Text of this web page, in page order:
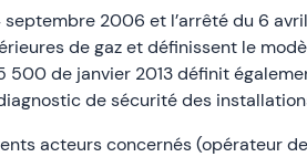
septembre 2006 et l’arrêté du 6
de gaz et définissent le
500 de janvier 2013 définit
de sécurité des
acteurs concernés (opérateur